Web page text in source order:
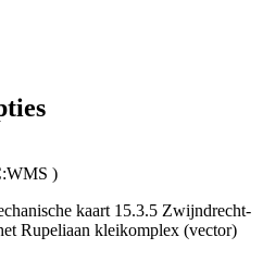
)
kaart 15.3.5 Zwijndrecht-
Rupeliaan kleikomplex (vector)